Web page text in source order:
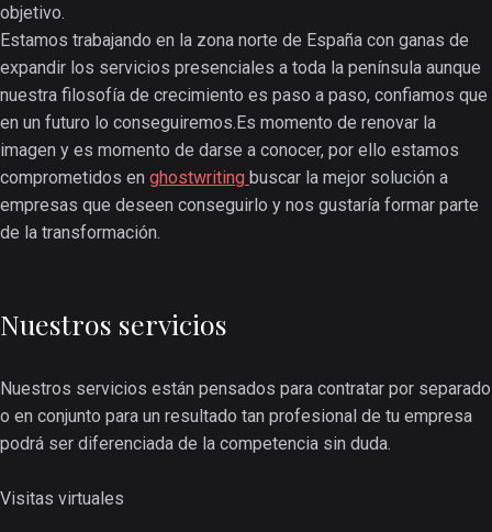
objetivo.
Estamos trabajando en la zona norte de España con ganas de
expandir los servicios presenciales a toda la península aunque
nuestra filosofía de crecimiento es paso a paso, confiamos que
en un futuro lo conseguiremos.Es momento de renovar la
imagen y es momento de darse a conocer, por ello estamos
comprometidos en ghostwriting buscar la mejor solución a
empresas que deseen conseguirlo y nos gustaría formar parte
de la transformación.
Nuestros servicios
Nuestros servicios están pensados para contratar por separado
o en conjunto para un resultado tan profesional de tu empresa
podrá ser diferenciada de la competencia sin duda.
Visitas virtuales